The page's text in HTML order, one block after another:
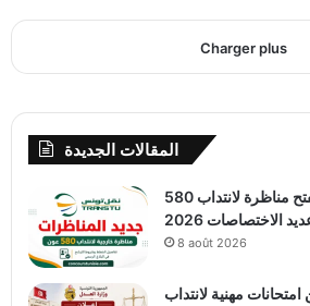
Charger plus
المقالات الجديدة
شركة النقل بتونس تفتح مناظرة لانتداب 580
الاختصاصات 2026
8 août 2026
مهنية لانتداب